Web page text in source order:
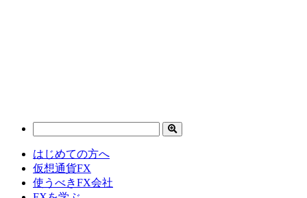
はじめての方へ
仮想通貨FX
使うべきFX会社